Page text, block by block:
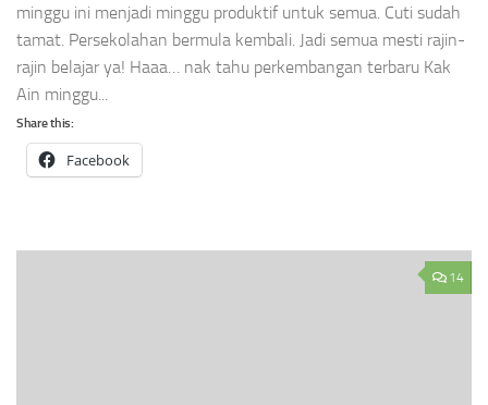
minggu ini menjadi minggu produktif untuk semua. Cuti sudah
tamat. Persekolahan bermula kembali. Jadi semua mesti rajin-
rajin belajar ya! Haaa… nak tahu perkembangan terbaru Kak
Ain minggu...
Share this:
Facebook
14